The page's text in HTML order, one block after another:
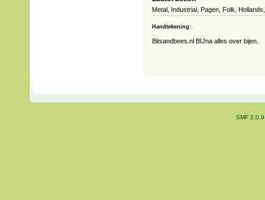
Metal, Industrial, Pagen, Folk,
Handtekening:
Bitsandbees.nl BIJna alles over bijen.
SMF 2.0.9